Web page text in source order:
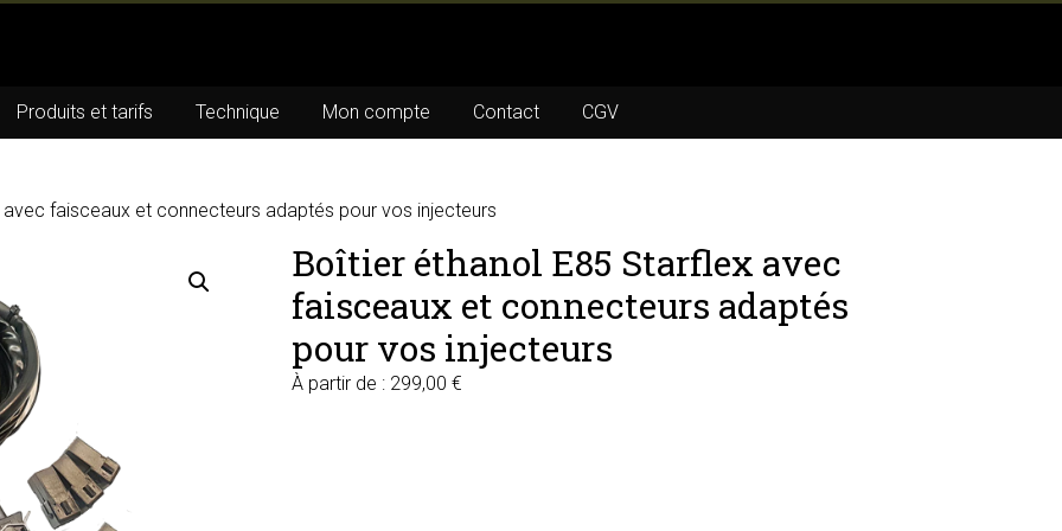
Produits et tarifs Technique Mon compte Contact CGV
faisceaux et connecteurs adaptés pour vos injecteurs
Boîtier éthanol E85 Starflex avec
faisceaux et connecteurs adaptés
pour vos injecteurs
À partir de : 299,00 €